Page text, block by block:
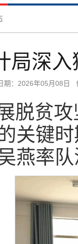
局深
期：2026年05月08日
脱贫
关键
燕率